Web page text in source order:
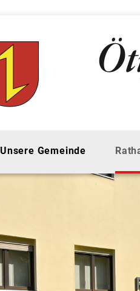
Unsere Gemeinde